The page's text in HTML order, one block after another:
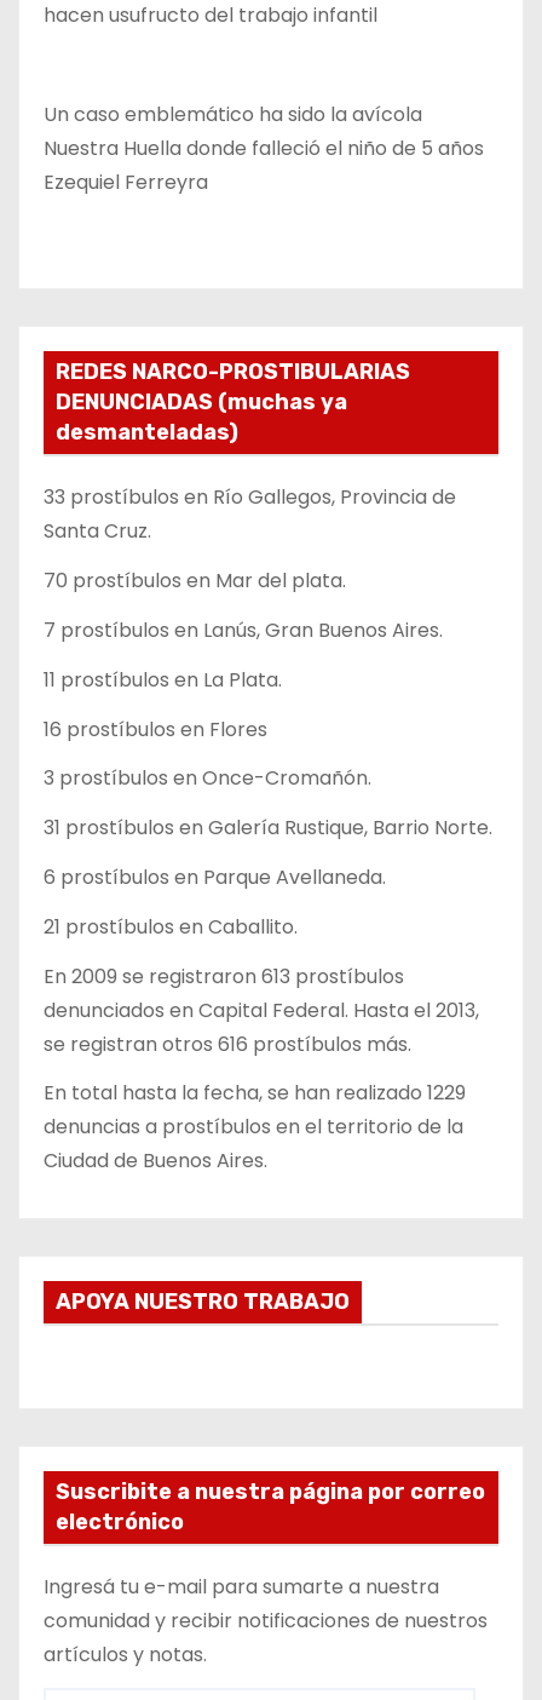
hacen usufructo del trabajo infantil
Un caso emblemático ha sido la avícola
Nuestra Huella donde falleció el niño de 5 años
Ezequiel Ferreyra
REDES NARCO-PROSTIBULARIAS
DENUNCIADAS (muchas ya
desmanteladas)
33 prostíbulos en Río Gallegos, Provincia de
Santa Cruz.
70 prostíbulos en Mar del plata.
7 prostíbulos en Lanús, Gran Buenos Aires.
11 prostíbulos en La Plata.
16 prostíbulos en Flores
3 prostíbulos en Once-Cromañón.
31 prostíbulos en Galería Rustique, Barrio Norte.
6 prostíbulos en Parque Avellaneda.
21 prostíbulos en Caballito.
En 2009 se registraron 613 prostíbulos
denunciados en Capital Federal. Hasta el 2013,
se registran otros 616 prostíbulos más.
En total hasta la fecha, se han realizado 1229
denuncias a prostíbulos en el territorio de la
Ciudad de Buenos Aires.
APOYA NUESTRO TRABAJO
Suscribite a nuestra página por correo
electrónico
Ingresá tu e-mail para sumarte a nuestra
comunidad y recibir notificaciones de nuestros
artículos y notas.